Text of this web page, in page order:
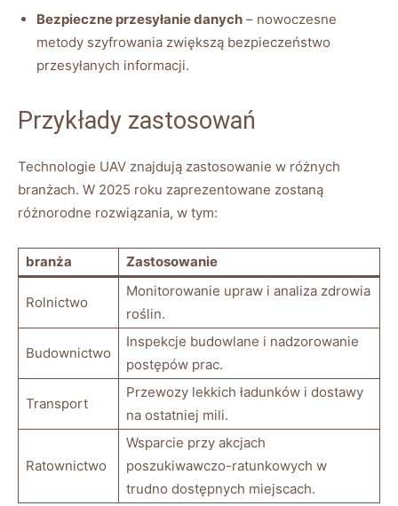
Bezpieczne przesyłanie danych – ‍nowoczesne
metody szyfrowania zwiększą bezpieczeństwo
przesyłanych informacji.
Przykłady zastosowań
Technologie⁤ UAV znajdują zastosowanie w ‍różnych
branżach. W 2025 roku zaprezentowane ‌zostaną
różnorodne rozwiązania, ⁤w tym:
branża Zastosowanie
Rolnictwo
Monitorowanie upraw i ⁤analiza zdrowia
roślin.
Budownictwo
Inspekcje budowlane i nadzorowanie
postępów prac.
Transport
Przewozy‍ lekkich ładunków i dostawy
na ​ostatniej​ mili.
Ratownictwo
Wsparcie przy akcjach
‍poszukiwawczo-ratunkowych​ w‍
trudno ⁤dostępnych miejscach.